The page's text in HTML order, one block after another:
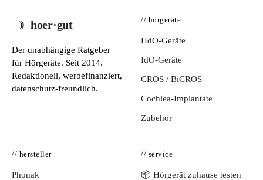
hoer·gut
Der unabhängige Ratgeber
für Hörgeräte. Seit 2014.
Redaktionell, werbefinanziert,
datenschutz-freundlich.
// hörgeräte
HdO-Geräte
IdO-Geräte
CROS / BiCROS
Cochlea-Implantate
Zubehör
// hersteller
Phonak
// service
📦 Hörgerät zuhause testen